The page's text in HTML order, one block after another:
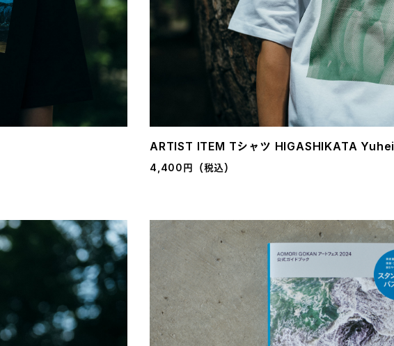
ARTIST ITEM Tシャツ HIGASHIKATA Yuhei
4,400円（税込）